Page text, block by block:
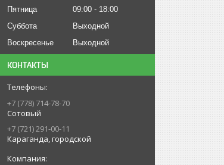
Пятница
09:00
18:00
Суббота
Выходной
Воскресенье
Выходной
КОНТАКТЫ
+7 (778) 714-78-70
Сотовый
+7 (721) 291-00-11
Караганда, городской